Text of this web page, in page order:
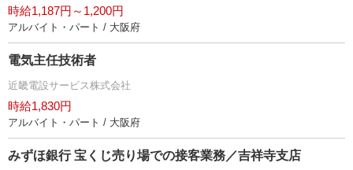
時給1,187円～1,200円
アルバイト・パート / 大阪府
電気主任技術者
近畿電設サービス株式会社
時給1,830円
アルバイト・パート / 大阪府
みずほ銀行 宝くじ売り場での接客業務／吉祥寺支店